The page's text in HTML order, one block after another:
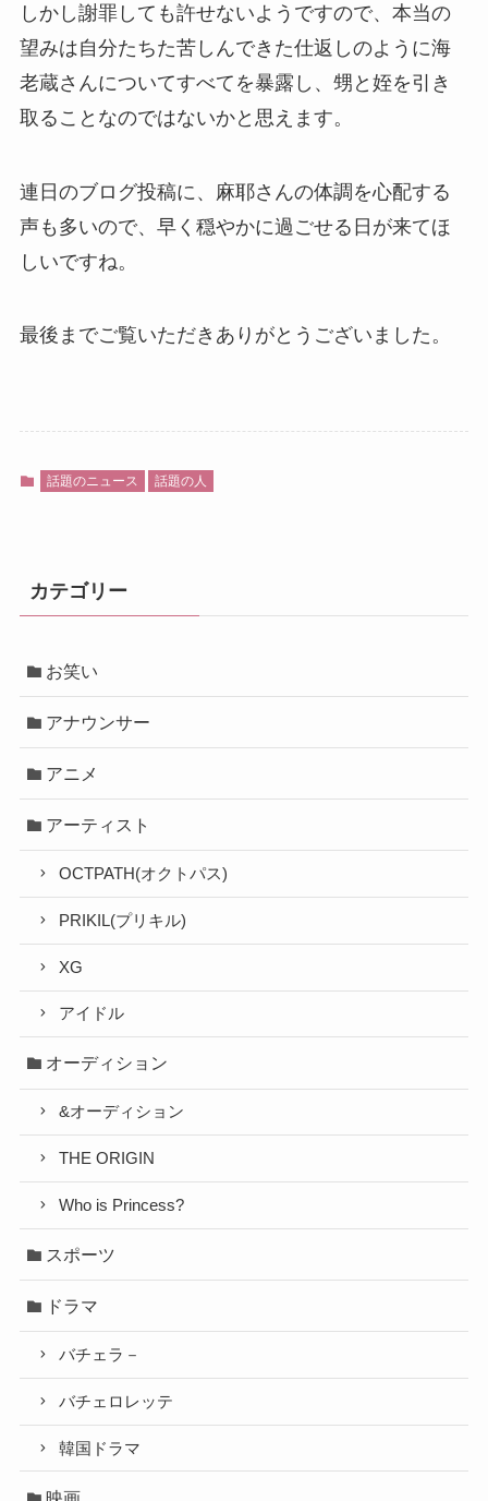
しかし謝罪しても許せないようですので、本当の
望みは自分たちた苦しんできた仕返しのように海
老蔵さんについてすべてを暴露し、甥と姪を引き
取ることなのではないかと思えます。
連日のブログ投稿に、麻耶さんの体調を心配する
声も多いので、早く穏やかに過ごせる日が来てほ
しいですね。
最後までご覧いただきありがとうございました。
話題のニュース 話題の人
カテゴリー
お笑い
アナウンサー
アニメ
アーティスト
OCTPATH(オクトパス)
PRIKIL(プリキル)
XG
アイドル
オーディション
&オーディション
THE ORIGIN
Who is Princess?
スポーツ
ドラマ
バチェラ－
バチェロレッテ
韓国ドラマ